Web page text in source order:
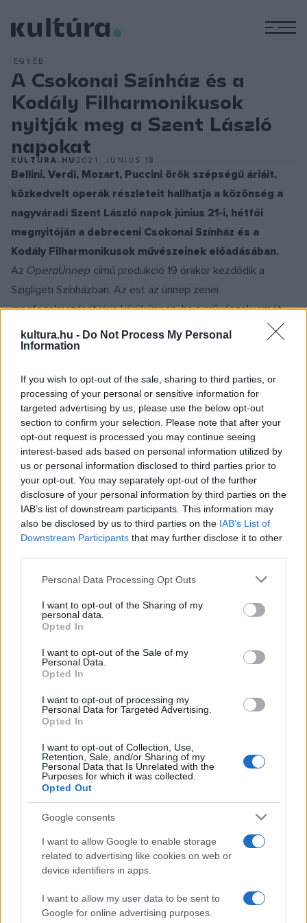
kultura.hu - Do Not Process My Personal
Information
If you wish to opt-out of the sale, sharing to third parties, or
processing of your personal or sensitive information for
targeted advertising by us, please use the below opt-out
section to confirm your selection. Please note that after your
opt-out request is processed you may continue seeing
interest-based ads based on personal information utilized by
us or personal information disclosed to third parties prior to
your opt-out. You may separately opt-out of the further
disclosure of your personal information by third parties on the
IAB’s list of downstream participants. This information may
also be disclosed by us to third parties on the IAB’s List of
Downstream Participants that may further disclose it to other
Please note that this website/app uses one or more Google
not limited to your visit or usage behaviour. You may click to
grant or deny consent to Google and its third-party tags to
use your data for below specified purposes in below Google
consent section.
Personal Data Processing Opt Outs
I want to opt-out of the Sharing of my
personal data.
Opted In
I want to opt-out of the Sale of my
Personal Data.
Opted In
I want to opt-out of processing my
Personal Data for Targeted Advertising.
Opted In
I want to opt-out of Collection, Use,
Retention, Sale, and/or Sharing of my
Personal Data that Is Unrelated with the
Purposes for which it was collected.
Opted Out
Google consents
I want to allow Google to enable storage
related to advertising like cookies on web or
device identifiers in apps.
I want to allow my user data to be sent to
Google for online advertising purposes.
EGYÉB
A Csokonai Színház és a
Kodály Filharmonikusok
nyitják meg a Szent László
napokat
KULTURA.HU 2021. JÚNIUS 18.
Bellini, Verdi, Mozart, Puccini örök szépségű áriáit,
közkedvelt operák részleteit hallhatja a közönség a
nagyváradi Szent László napok június 21-i, hétfői
megnyitóján a debreceni Csokonai Színház és a
Kodály Filharmonikusok művészeinek előadásában.
Az OperaÜnnep című produkció 19 órakor kezdődik a
Szigligeti Színházban. Az est az ünnep zenei
megfogalmazását járja körül: ünnep, ha a művészek ismét
találkozhatnak a közönséggel, ünnep, amikor újra
felcsendülnek a dalok. Vincenzo Bellini, Charles Gounod,
Ponchielli, Giacomo Puccini, Giuseppe Verdi csodálatos áriáit
és együtteseit hallgathatja a közönség ezen az estén. A
Csokonai Színház egy új operaénekesi nemzedék kezdő
lépéseit egyengeti, a nagyváradi operagála ennek is az
ünnepe.
Közreműködik: Antóni Norbert, Dargó Gergely, Donkó
Annamária, Donkó Imre, Grega Csaba, Janovicz Zsófia,
Kuczmog Klaudia, Molnár Anna, Nagy Kíra, Rendes Ágnes és
Szilágyi Szilvia, valamint a Kodály Filharmonikusok és a
Csokonai Színház Énekkara. A karigazgató Gyülvészi Péter,
A testvérvárosi kapcsolat révén létrejött rendezvényen való
részvétel meghívó igényléséhez kötött. Az ingyenes
belépőket a Szent László Egyesület székhelyén lehet
igényelni. Az ünnepélyes megnyitón a beltéri járványügyi
szabályok érvényesek. Nem szükséges sem oltási igazolás,
testhőmérsékletet mérnek, ajánlott a kihelyezett
kézfertőtlenítő használata, és a rendezvény teljes ideje alatt
kötelező a védőmaszk viselése.
CSOKONAI NEMZETI SZÍNHÁZ KODÁLY FILHARMONIKUSOK